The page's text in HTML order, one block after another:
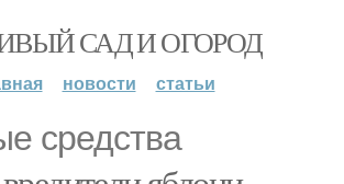
САД И ОГОРОД
новости статьи
средства